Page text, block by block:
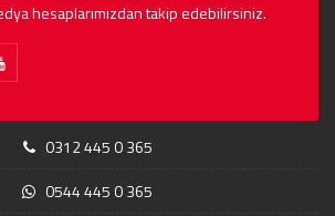
hesaplarımızdan takip edebilirsiniz.
0312 445 0 365
0544 445 0 365